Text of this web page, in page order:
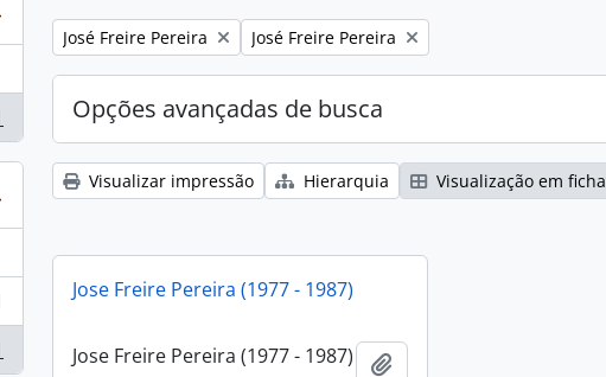
Remover filtro:
José Freire Pereira Remover filtro:
José Freire Pereira
Opções avançadas de busca
Visualizar impressão Hierarquia Visualização em ficha
Jose Freire Pereira (1977 - 1987)
Jose Freire Pereira (1977 - 1987)